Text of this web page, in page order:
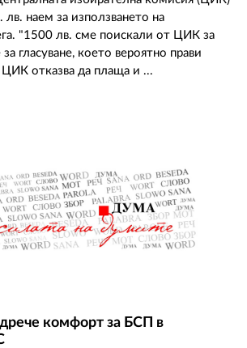
наем за използването на
"1500 лв. сме поискали от ЦИК за
гласуване, което вероятно прави
отказва да плаща и ...
комфорт за БСП в